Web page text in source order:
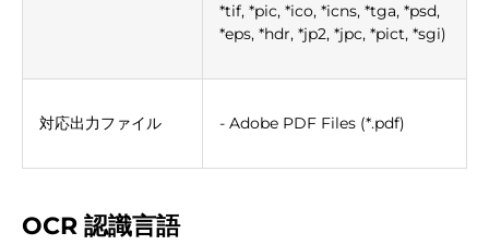
*tif, *pic, *ico, *icns, *tga, *psd,
*eps, *hdr, *jp2, *jpc, *pict, *sgi)
対応出力ファイル - Adobe PDF Files (*.pdf)
OCR 認識言語